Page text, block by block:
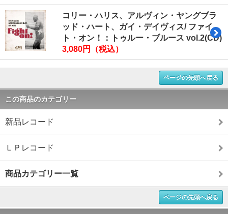
コリー・ハリス、アルヴィン・ヤングブラ
ッド・ハート、ガイ・デイヴィス/ ファイ
ト・オン！：トゥルー・ブルース vol.2(CD)
3,080円（税込）
ページの先頭へ戻る
この商品のカテゴリー
新品レコード
ＬＰレコード
商品カテゴリー一覧
ページの先頭へ戻る